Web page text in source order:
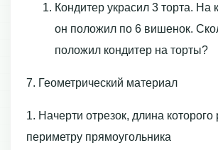
Кондитер украсил 3 торта. На
он положил по 6 вишенок.
положил кондитер на торты?
7. Геометрический материал
1. Начерти отрезок, длина которого
периметру прямоугольника